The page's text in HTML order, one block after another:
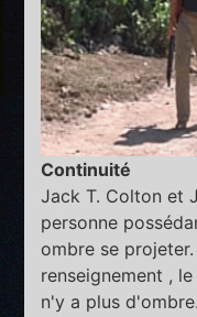
Continuité
Jack T. Colton et
personne
ombre se
renseignement ,
n'y a plus d'ombre.